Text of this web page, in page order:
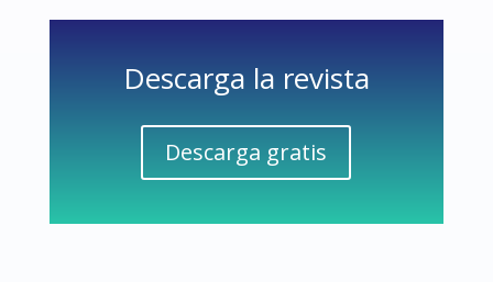
Descarga la revista
Descarga gratis